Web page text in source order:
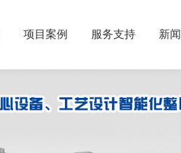
项目案例 服务支持 新